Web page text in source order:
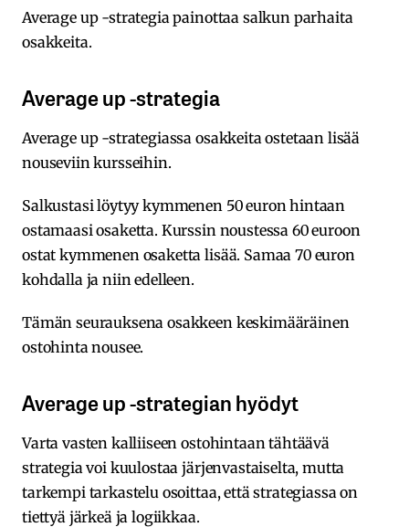
Average up -strategia painottaa salkun parhaita
osakkeita.
Average up -strategia
Average up -strategiassa osakkeita ostetaan lisää
nouseviin kursseihin.
Salkustasi löytyy kymmenen 50 euron hintaan
ostamaasi osaketta. Kurssin noustessa 60 euroon
ostat kymmenen osaketta lisää. Samaa 70 euron
kohdalla ja niin edelleen.
Tämän seurauksena osakkeen keskimääräinen
ostohinta nousee.
Average up -strategian hyödyt
Varta vasten kalliiseen ostohintaan tähtäävä
strategia voi kuulostaa järjenvastaiselta, mutta
tarkempi tarkastelu osoittaa, että strategiassa on
tiettyä järkeä ja logiikkaa.